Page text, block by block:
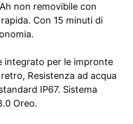
non removibile con
Con 15 minuti di
integrato per le impronte
Resistenza ad acqua
IP67. Sistema
Oreo.